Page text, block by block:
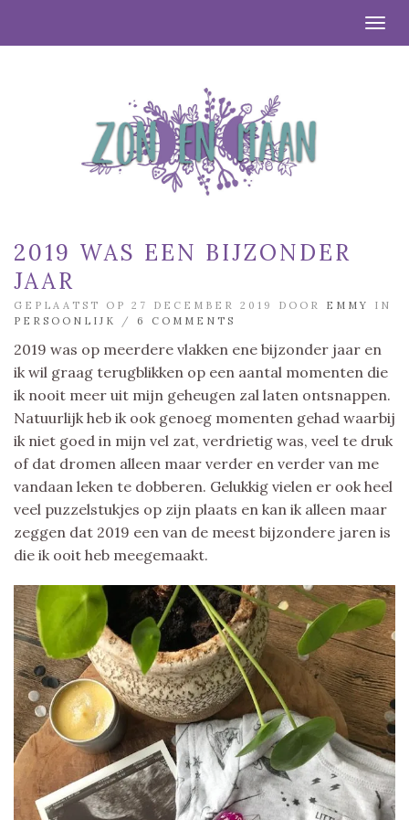
2019 WAS EEN BIJZONDER
JAAR
GEPLAATST OP 27 DECEMBER 2019 DOOR EMMY
IN
PERSOONLIJK
/ 6 COMMENTS
2019 was op meerdere vlakken ene bijzonder jaar en
ik wil graag terugblikken op een aantal momenten die
ik nooit meer uit mijn geheugen zal laten ontsnappen.
Natuurlijk heb ik ook genoeg momenten gehad waarbij
ik niet goed in mijn vel zat, verdrietig was, veel te druk
of dat dromen alleen maar verder en verder van me
vandaan leken te dobberen. Gelukkig vielen er ook heel
veel puzzelstukjes op zijn plaats en kan ik alleen maar
zeggen dat 2019 een van de meest bijzondere jaren is
die ik ooit heb meegemaakt.